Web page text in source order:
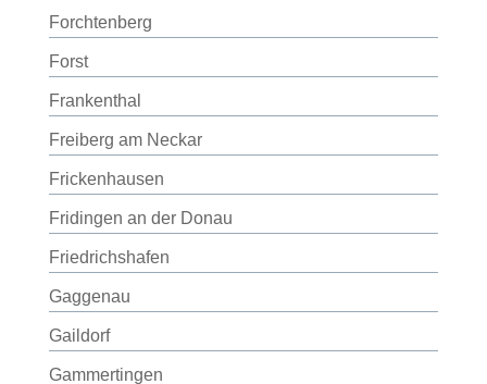
Forchtenberg
Forst
Frankenthal
Freiberg am Neckar
Frickenhausen
Fridingen an der Donau
Friedrichshafen
Gaggenau
Gaildorf
Gammertingen